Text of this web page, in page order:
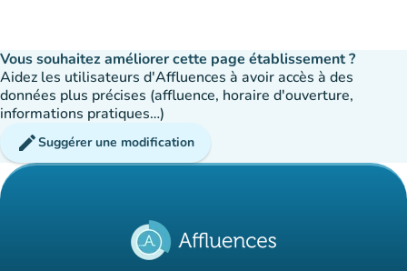
Vous souhaitez améliorer cette page établissement ?
Aidez les utilisateurs d'Affluences à avoir accès à des
données plus précises (affluence, horaire d'ouverture,
informations pratiques…)
editSuggérer une modification